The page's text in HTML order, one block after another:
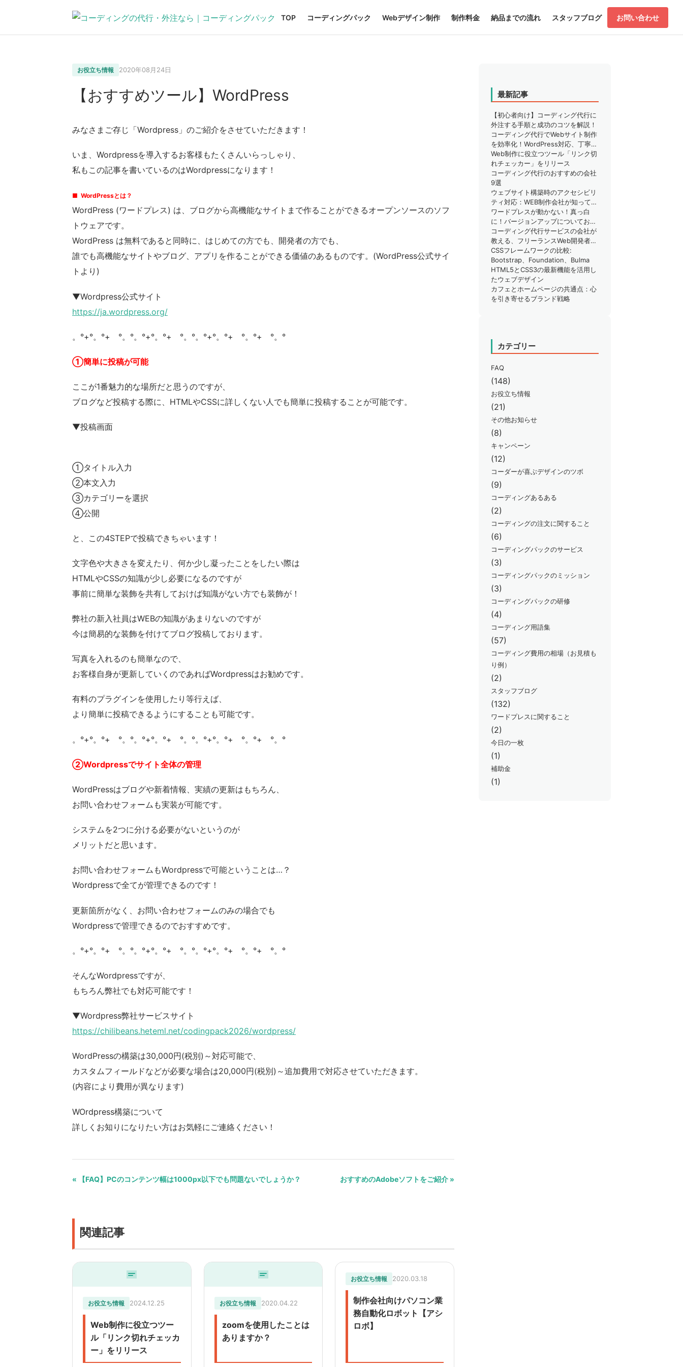
TOP コーディングパック Webデザイン制作 制作料金 納品までの流れ スタッフブログ お問い合わせ
お役立ち情報 2020年08月24日
【おすすめツール】WordPress
みなさまご存じ「Wordpress」のご紹介をさせていただきます！
いま、Wordpressを導入するお客様もたくさんいらっしゃり、
私もこの記事を書いているのはWordpressになります！
■ WordPressとは？
WordPress (ワードプレス) は、ブログから高機能なサイトまで作ることができるオープンソースのソフ
トウェアです。
WordPress は無料であると同時に、はじめての方でも、開発者の方でも、
誰でも高機能なサイトやブログ、アプリを作ることができる価値のあるものです。(WordPress公式サイ
トより)
▼Wordpress公式サイト
https://ja.wordpress.org/
。°+°。°+ °。°。°+°。°+ °。°。°+°。°+ °。°+ °。°
①簡単に投稿が可能
ここが1番魅力的な場所だと思うのですが、
ブログなど投稿する際に、HTMLやCSSに詳しくない人でも簡単に投稿することが可能です。
▼投稿画面
①タイトル入力
②本文入力
③カテゴリーを選択
④公開
と、この4STEPで投稿できちゃいます！
文字色や大きさを変えたり、何か少し凝ったことをしたい際は
HTMLやCSSの知識が少し必要になるのですが
事前に簡単な装飾を共有しておけば知識がない方でも装飾が！
弊社の新入社員はWEBの知識があまりないのですが
今は簡易的な装飾を付けてブログ投稿しております。
写真を入れるのも簡単なので、
お客様自身が更新していくのであればWordpressはお勧めです。
有料のプラグインを使用したり等行えば、
より簡単に投稿できるようにすることも可能です。
。°+°。°+ °。°。°+°。°+ °。°。°+°。°+ °。°+ °。°
②Wordpressでサイト全体の管理
WordPressはブログや新着情報、実績の更新はもちろん、
お問い合わせフォームも実装が可能です。
システムを2つに分ける必要がないというのが
メリットだと思います。
お問い合わせフォームもWordpressで可能ということは…？
Wordpressで全てが管理できるのです！
更新箇所がなく、お問い合わせフォームのみの場合でも
Wordpressで管理できるのでおすすめです。
。°+°。°+ °。°。°+°。°+ °。°。°+°。°+ °。°+ °。°
そんなWordpressですが、
もちろん弊社でも対応可能です！
▼Wordpress弊社サービスサイト
https://chilibeans.heteml.net/codingpack2026/wordpress/
WordPressの構築は30,000円(税別)～対応可能で、
カスタムフィールドなどが必要な場合は20,000円(税別)～追加費用で対応させていただきます。
(内容により費用が異なります)
WOrdpress構築について
詳しくお知りになりたい方はお気軽にご連絡ください！
« 【FAQ】PCのコンテンツ幅は1000px以下でも問題ないでしょうか？ おすすめのAdobeソフトをご紹介 »
関連記事
お役立ち情報 2024.12.25
Web制作に役立つツー
ル「リンク切れチェッカ
ー」をリリース
お役立ち情報 2020.04.22
zoomを使用したことは
ありますか？
お役立ち情報 2020.03.18
制作会社向けパソコン業
務自動化ロボット【アシ
ロボ】
最新記事
【初心者向け】コーディング代行に
外注する手順と成功のコツを解説！
コーディング代行でWebサイト制作
を効率化！WordPress対応、丁寧な
サポートで安心
Web制作に役立つツール「リンク切
れチェッカー」をリリース
コーディング代行のおすすめの会社
9選
ウェブサイト構築時のアクセシビリ
ティ対応：WEB制作会社が知ってお
くべきこと
ワードプレスが動かない！真っ白
に！バージョンアップについてお困
りではありませんか？
コーディング代行サービスの会社が
教える、フリーランスWeb開発者が
知るべきSEO対策のポイント
CSSフレームワークの比較:
Bootstrap、Foundation、Bulma
HTML5とCSS3の最新機能を活用し
たウェブデザイン
カフェとホームページの共通点：心
を引き寄せるブランド戦略
カテゴリー
FAQ
(148)
お役立ち情報
(21)
その他お知らせ
(8)
キャンペーン
(12)
コーダーが喜ぶデザインのツボ
(9)
コーディングあるある
(2)
コーディングの注文に関すること
(6)
コーディングパックのサービス
(3)
コーディングパックのミッション
(3)
コーディングパックの研修
(4)
コーディング用語集
(57)
コーディング費用の相場（お見積も
り例）
(2)
スタッフブログ
(132)
ワードプレスに関すること
(2)
今日の一枚
(1)
補助金
(1)